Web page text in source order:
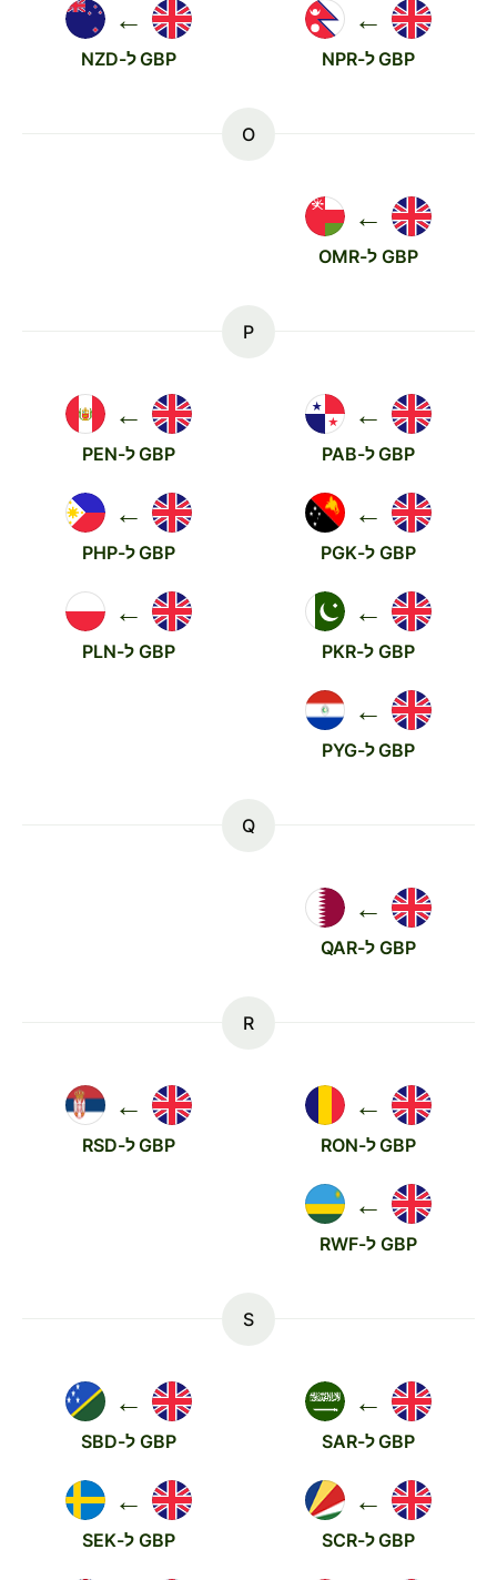
←
GBP ל-NPR
←
GBP ל-NZD
O
←
GBP ל-OMR
P
←
GBP ל-PAB
←
GBP ל-PEN
←
GBP ל-PGK
←
GBP ל-PHP
←
GBP ל-PKR
←
GBP ל-PLN
←
GBP ל-PYG
Q
←
GBP ל-QAR
R
←
GBP ל-RON
←
GBP ל-RSD
←
GBP ל-RWF
S
←
GBP ל-SAR
←
GBP ל-SBD
←
GBP ל-SCR
←
GBP ל-SEK